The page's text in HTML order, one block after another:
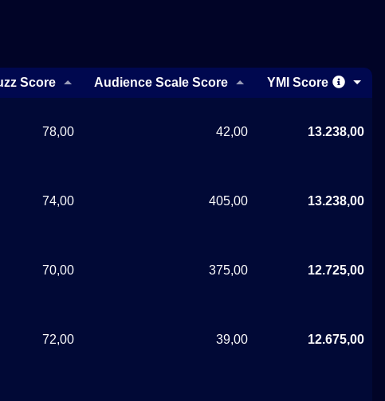
Score Audience Scale Score YMI Score
78,00 42,00 13.238,00
74,00 405,00 13.238,00
70,00 375,00 12.725,00
72,00 39,00 12.675,00